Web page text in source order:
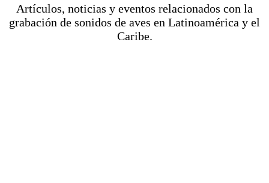
Artículos, noticias y eventos relacionados con la
grabación de sonidos de aves en Latinoamérica y el
Caribe.